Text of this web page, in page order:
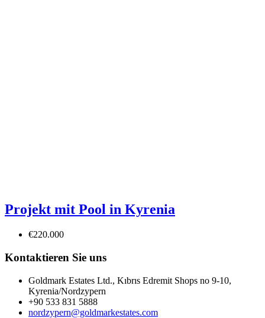
Projekt mit Pool in Kyrenia
€220.000
Kontaktieren Sie uns
Goldmark Estates Ltd., Kıbrıs Edremit Shops no 9-10,
Kyrenia/Nordzypern
+90 533 831 5888
nordzypern@goldmarkestates.com